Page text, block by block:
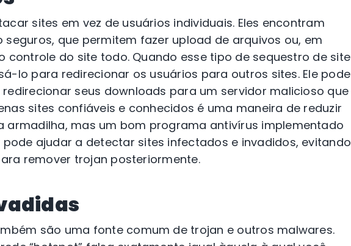
sites em vez de usuários individuais. Eles encontram
que permitem fazer upload de arquivos ou, em
controle do site todo. Quando esse tipo de sequestro de site
lo para redirecionar os usuários para outros sites. Ele pode
seus downloads para um servidor malicioso que
sites confiáveis e conhecidos é uma maneira de reduzir
armadilha, mas um bom programa antivírus implementado
ajudar a detectar sites infectados e invadidos, evitando
remover trojan posteriormente.
são uma fonte comum de trojan e outros malwares.